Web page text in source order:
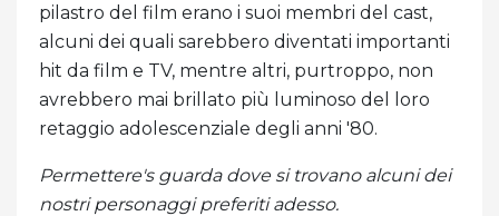
pilastro del film erano i suoi membri del cast,
alcuni dei quali sarebbero diventati importanti
hit da film e TV, mentre altri, purtroppo, non
avrebbero mai brillato più luminoso del loro
retaggio adolescenziale degli anni '80.
Permettere's guarda dove si trovano alcuni dei
nostri personaggi preferiti adesso.